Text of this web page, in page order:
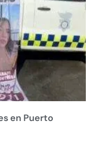
en Puerto